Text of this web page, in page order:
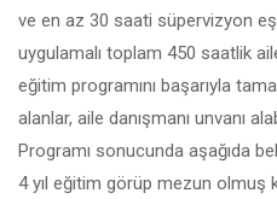
ve en az 30 saati süpervizyon
uygulamalı toplam 450 saatlik
eğitim programını başarıyla
alanlar, aile danışmanı unvanı
Programı sonucunda aşağıda
4 yıl eğitim görüp mezun olmuş